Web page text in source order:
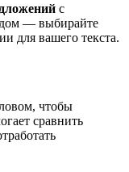
с
— выбирайте
для вашего текста.
чтобы
сравнить